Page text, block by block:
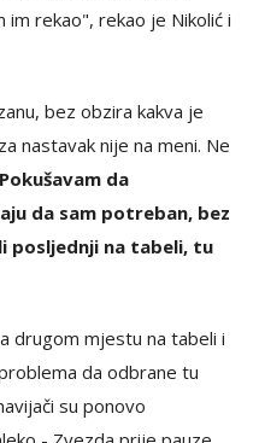
rekao", rekao je Nikolić i
bez obzira kakva je
nastavak nije na meni. Ne
Pokušavam da
da sam potreban, bez
posljednji na tabeli, tu
drugom mjestu na tabeli i
da odbrane tu
su ponovo